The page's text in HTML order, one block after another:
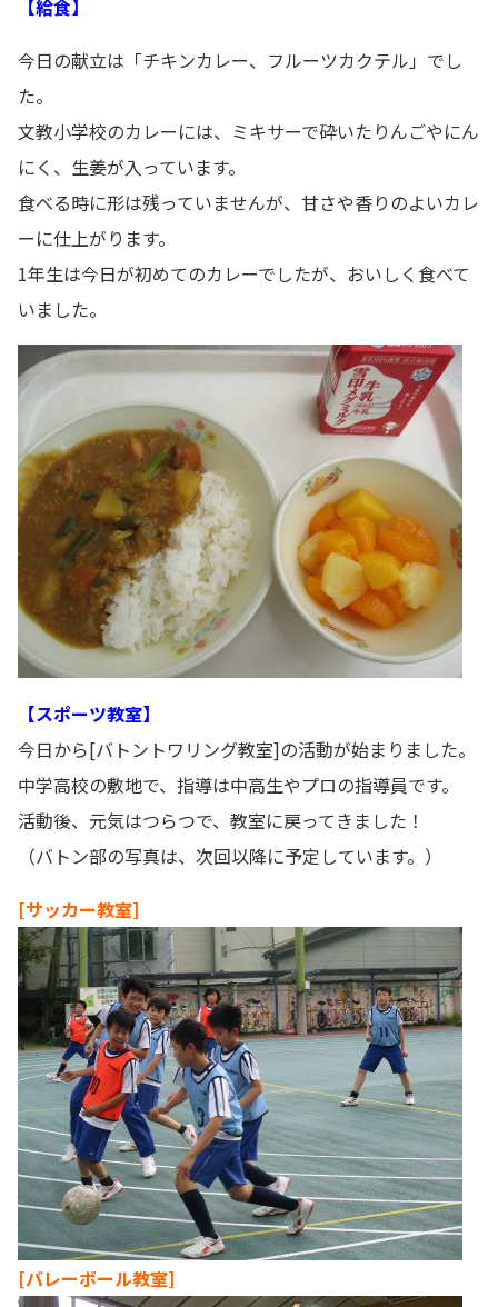
【給食】
今日の献立は「チキンカレー、フルーツカクテル」でし
た。
文教小学校のカレーには、ミキサーで砕いたりんごやにん
にく、生姜が入っています。
食べる時に形は残っていませんが、甘さや香りのよいカレ
ーに仕上がります。
1年生は今日が初めてのカレーでしたが、おいしく食べて
いました。
【スポーツ教室】
今日から[バトントワリング教室]の活動が始まりました。
中学高校の敷地で、指導は中高生やプロの指導員です。
活動後、元気はつらつで、教室に戻ってきました！
（バトン部の写真は、次回以降に予定しています。）
[サッカー教室]
[バレーボール教室]